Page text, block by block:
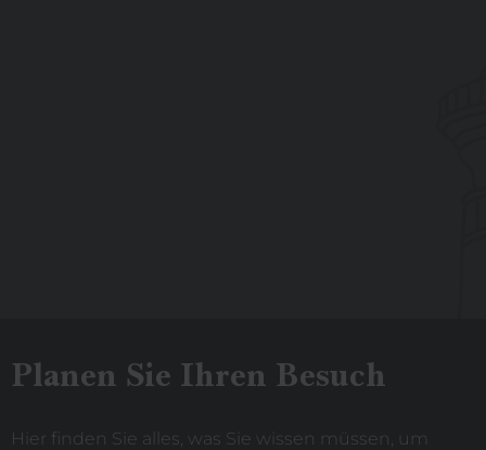
Planen Sie Ihren Besuch
Hier finden Sie alles, was Sie wissen müssen, um